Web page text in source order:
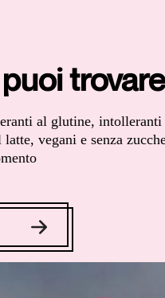
al glutine, intolleranti
vegani e senza